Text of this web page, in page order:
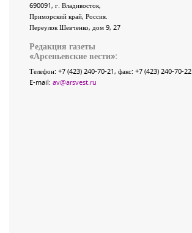
690091, г. Владивосток,
Приморский край, Россия.
Переулок Шевченко, дом 9, 27
Редакция газеты
«Арсеньевские вести»:
Телефон: +7 (423) 240-70-21, факс: +7 (423) 240-70-22
E-mail: av@arsvest.ru